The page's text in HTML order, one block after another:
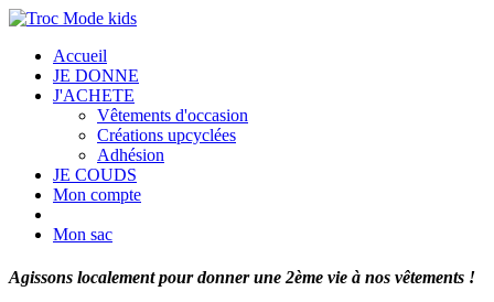
Accueil
JE DONNE
J'ACHETE
Vêtements d'occasion
Créations upcyclées
Adhésion
JE COUDS
Mon compte
Mon sac
Agissons localement pour donner une 2ème vie à nos vêtements !